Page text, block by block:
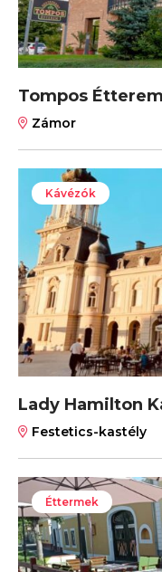
Tompos Étterem
Zámor
Kávézók
Lady Hamilton
Festetics-kastély
Éttermek